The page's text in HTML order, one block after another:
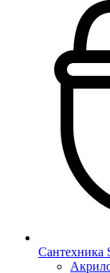
Сантехника